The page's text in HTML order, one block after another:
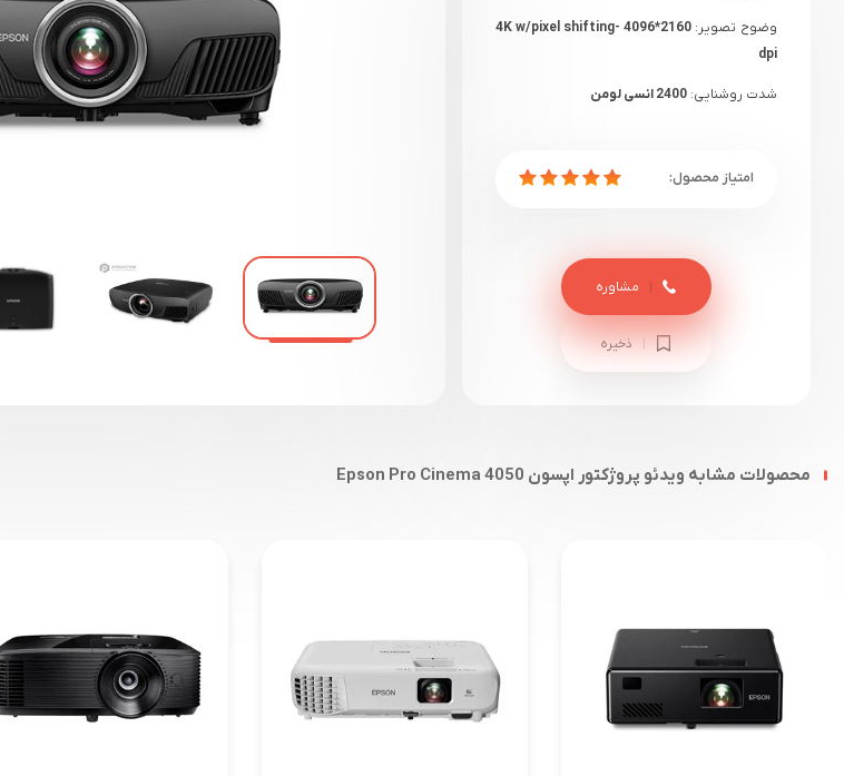
وضوح تصویر: 4K w/pixel shifting- 4096*2160
dpi
شدت روشنایی: 2400 انسی لومن
سلامت
ذخیره
مشاوره
محصولات مشابه ویدئو پروژکتور اپسون Epson Pro Cinema 4050